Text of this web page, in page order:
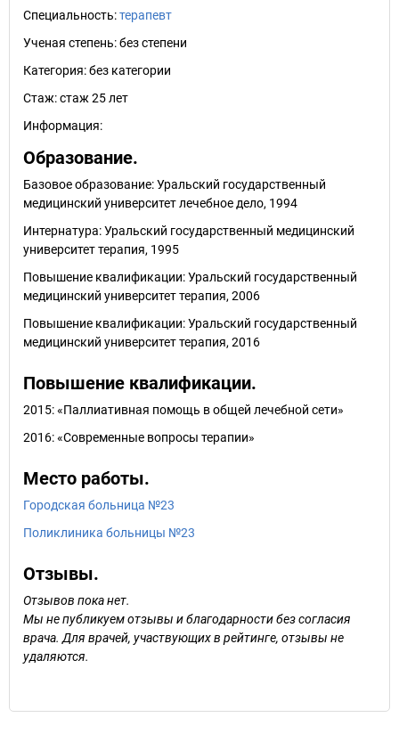
Специальность:терапевт
Ученая степень:без степени
Категория:без категории
Стаж:стаж 25 лет
Информация:
Образование.
Базовое образование: Уральский государственный
медицинский университет лечебное дело, 1994
Интернатура: Уральский государственный медицинский
университет терапия, 1995
Повышение квалификации: Уральский государственный
медицинский университет терапия, 2006
Повышение квалификации: Уральский государственный
медицинский университет терапия, 2016
Повышение квалификации.
2015: «Паллиативная помощь в общей лечебной сети»
2016: «Современные вопросы терапии»
Место работы.
Городская больница №23
Поликлиника больницы №23
Отзывы.
Отзывов пока нет.
Мы не публикуем отзывы и благодарности без согласия
врача. Для врачей, участвующих в рейтинге, отзывы не
удаляются.